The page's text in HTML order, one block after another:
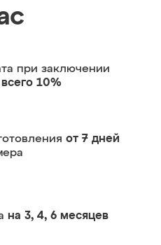
при заключении
всего 10%
от 7 дней
на 3, 4, 6 месяцев